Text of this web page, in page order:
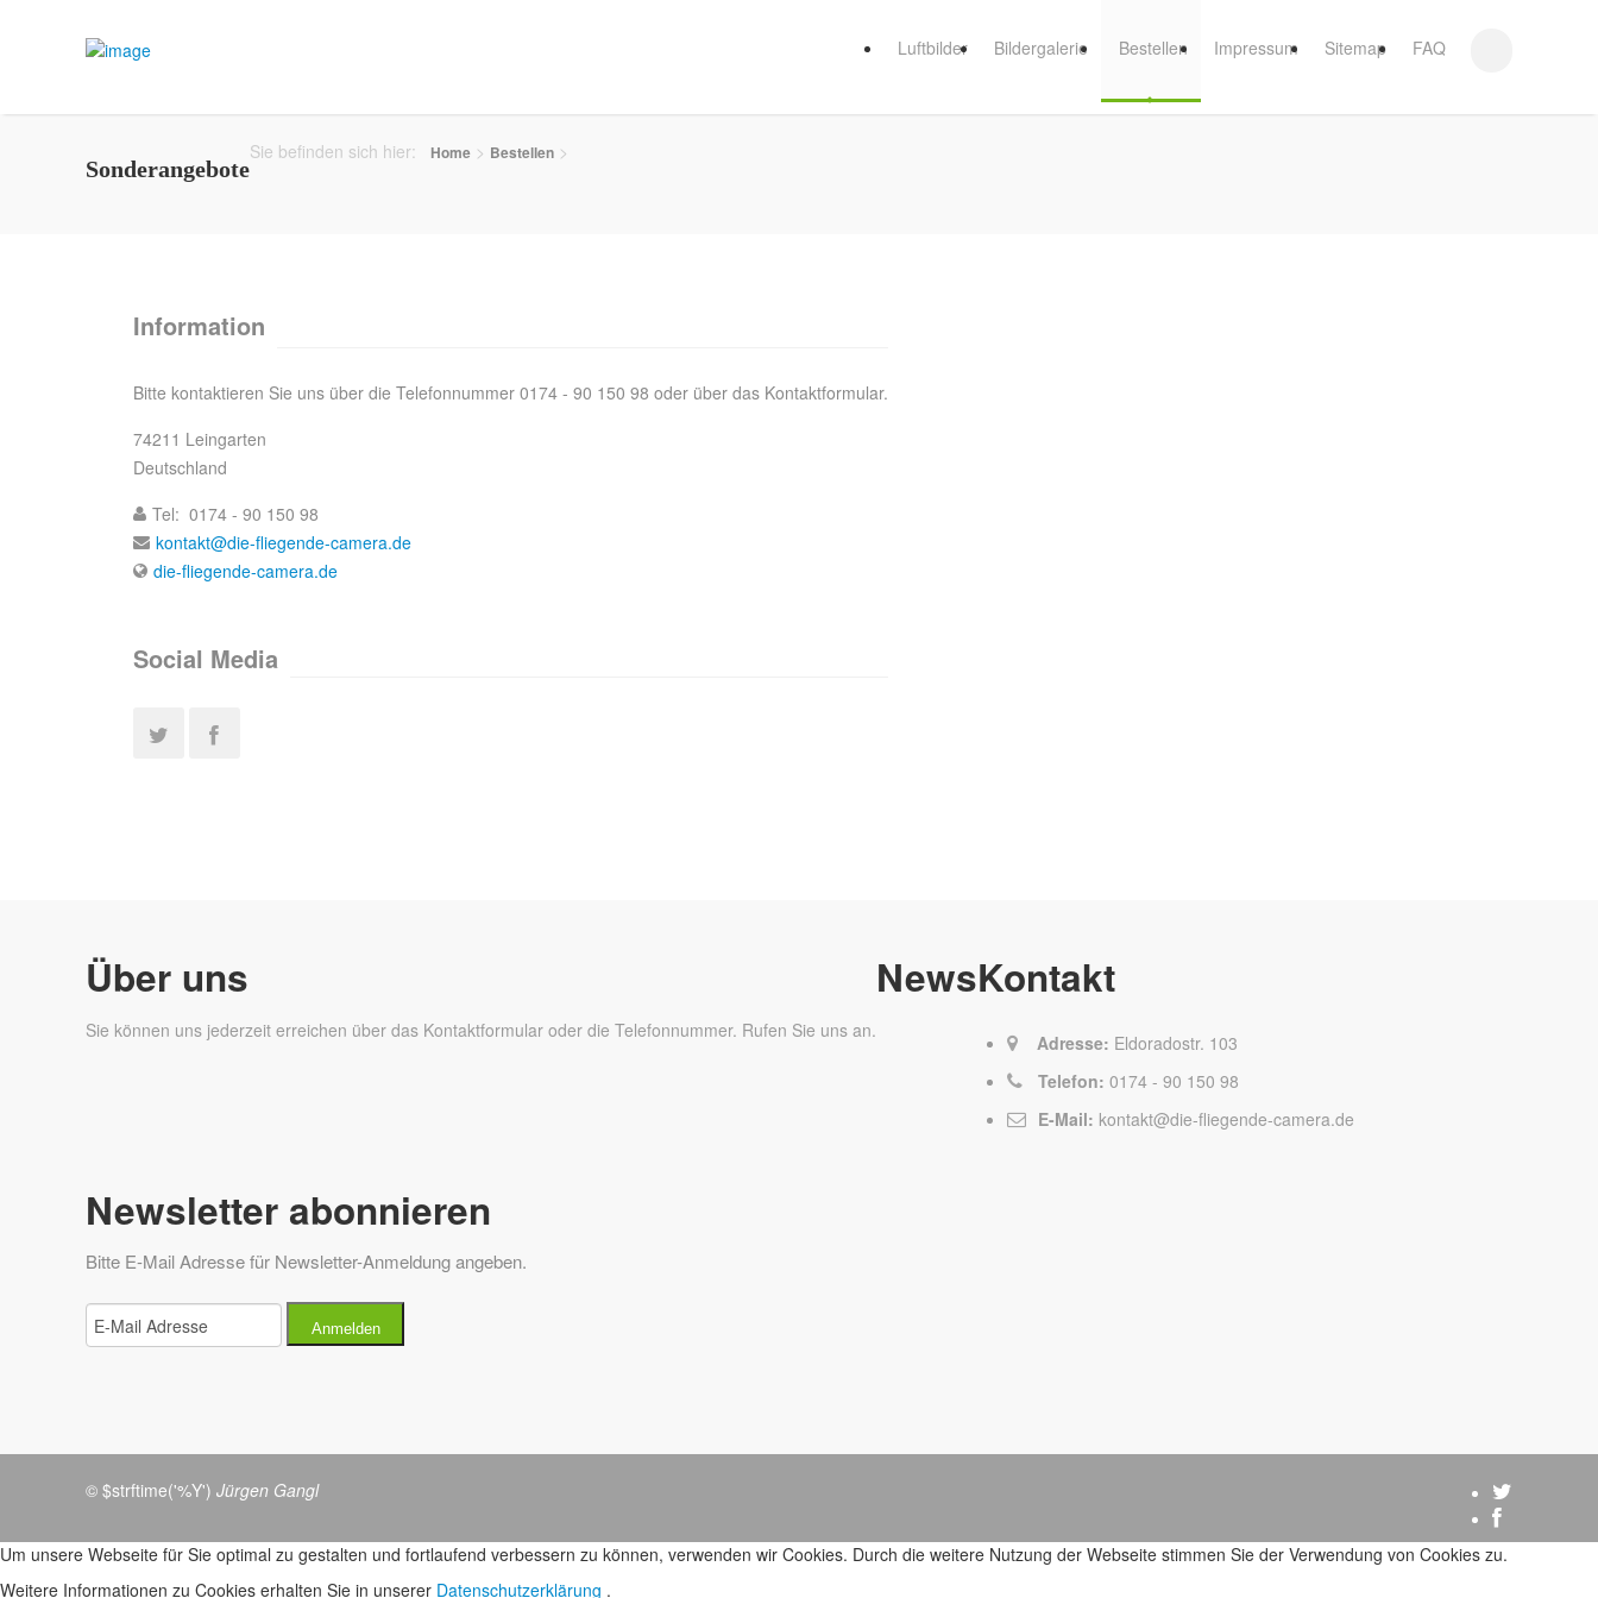
Luftbilder Bildergalerie Bestellen Impressum Sitemap FAQ
Sonderangebote
Sie befinden sich hier: Home > Bestellen >
Information
Bitte kontaktieren Sie uns über die Telefonnummer 0174 - 90 150 98 oder über das Kontaktformular.
74211 Leingarten
Deutschland
Tel: 0174 - 90 150 98
kontakt@die-fliegende-camera.de
die-fliegende-camera.de
Social Media
Über uns
Sie können uns jederzeit erreichen über das Kontaktformular oder die Telefonnummer. Rufen Sie uns an.
NewsKontakt
Adresse: Eldoradostr. 103
Telefon: 0174 - 90 150 98
E-Mail: kontakt@die-fliegende-camera.de
Newsletter abonnieren
Bitte E-Mail Adresse für Newsletter-Anmeldung angeben.
Anmelden
© $strftime('%Y') Jürgen Gangl
Um unsere Webseite für Sie optimal zu gestalten und fortlaufend verbessern zu können, verwenden wir Cookies. Durch die weitere Nutzung der Webseite stimmen Sie der Verwendung von Cookies zu.
Weitere Informationen zu Cookies erhalten Sie in unserer Datenschutzerklärung .